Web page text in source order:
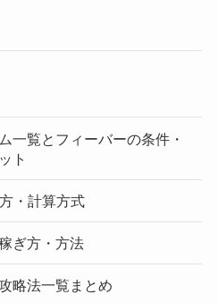
一覧とフィーバーの条件・
ト
・計算方式
ぎ方・方法
略法一覧まとめ